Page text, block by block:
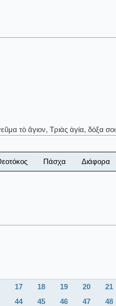
τὸ ἅγιον, Τριὰς ἁγία, δόξα σοι
Πάσχα Διάφορα
17 18 19 20 21
44 45 46 47 48